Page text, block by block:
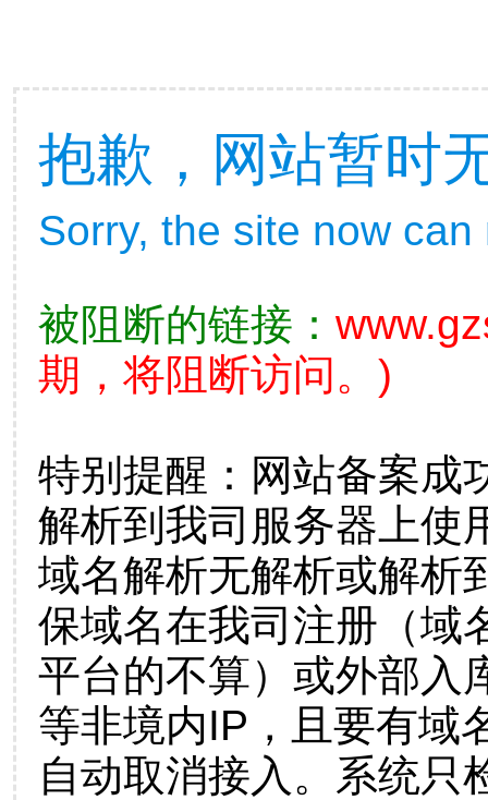
抱歉，网站暂时
Sorry, the site now
被阻断的链接：
期，将阻断访问。)
特别提醒：网站备案成
解析到我司服务器上使
域名解析无解析或解析
保域名在我司注册（域
平台的不算）或外部入
等非境内IP，且要有域
自动取消接入。系统只